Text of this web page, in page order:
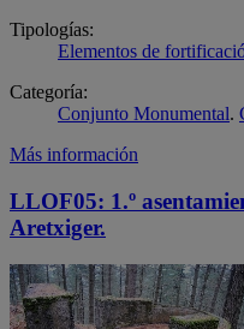
Tipologías:
Elementos de
Categoría:
Conjunto Monumental.
Más información
LLOF05: 1.º
Aretxiger.